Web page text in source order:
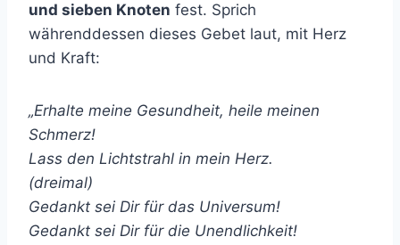
und sieben Knoten fest. Sprich
währenddessen dieses Gebet laut, mit Herz
und Kraft:
„Erhalte meine Gesundheit, heile meinen
Schmerz!
Lass den Lichtstrahl in mein Herz.
(dreimal)
Gedankt sei Dir für das Universum!
Gedankt sei Dir für die Unendlichkeit!